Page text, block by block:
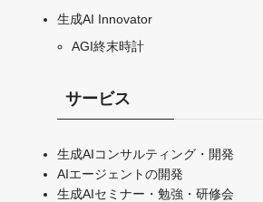
生成AI Innovator
AGI終末時計
サービス
生成AIコンサルティング・開発
AIエージェントの開発
生成AIセミナー・勉強・研修会